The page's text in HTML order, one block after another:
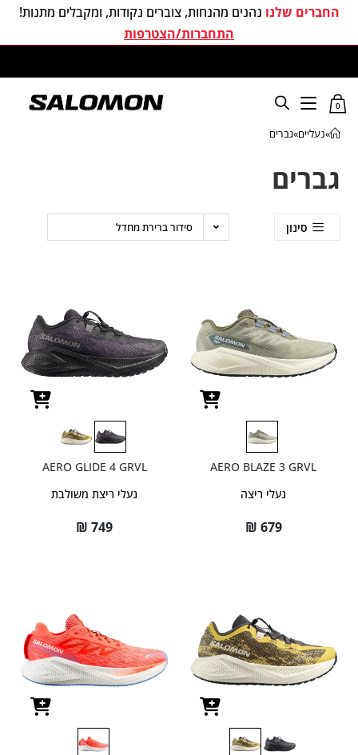
החברים שלנו נהנים מהנחות, צוברים נקודות, ומקבלים מתנות!
התחברות/הצטרפות
0
גברים
»נעליים»גברים
סינון סידור ברירת מחדל
AERO BLAZE 3 GRVL
נעלי ריצה
₪ 679
AERO GLIDE 4 GRVL
נעלי ריצת משולבת
₪ 749